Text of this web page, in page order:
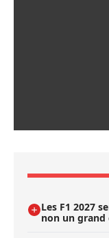
Les F1 2027
non un grand